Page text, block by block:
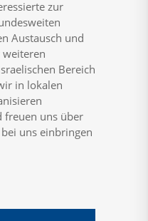
zur
Austausch und
Bereich
in lokalen
freuen uns über
uns einbringen